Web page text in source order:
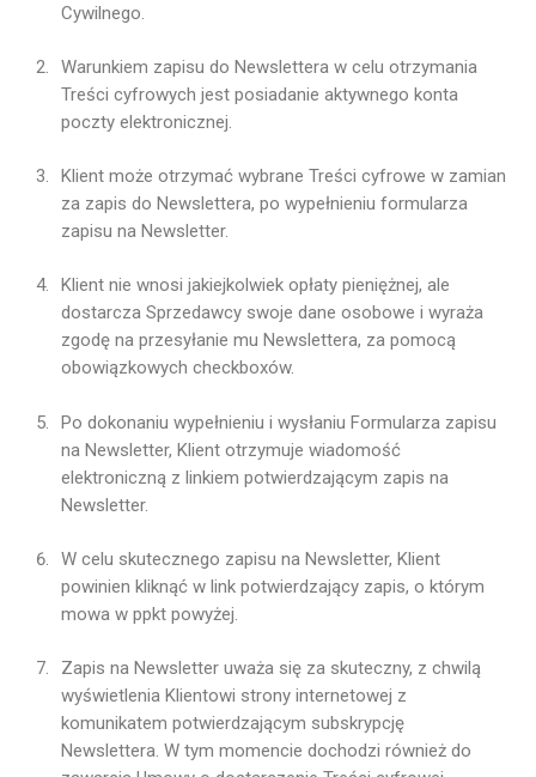
Cywilnego.
Warunkiem zapisu do Newslettera w celu otrzymania
Treści cyfrowych jest posiadanie aktywnego konta
poczty elektronicznej.
Klient może otrzymać wybrane Treści cyfrowe w zamian
za zapis do Newslettera, po wypełnieniu formularza
zapisu na Newsletter.
Klient nie wnosi jakiejkolwiek opłaty pieniężnej, ale
dostarcza Sprzedawcy swoje dane osobowe i wyraża
zgodę na przesyłanie mu Newslettera, za pomocą
obowiązkowych checkboxów.
Po dokonaniu wypełnieniu i wysłaniu Formularza zapisu
na Newsletter, Klient otrzymuje wiadomość
elektroniczną z linkiem potwierdzającym zapis na
Newsletter.
W celu skutecznego zapisu na Newsletter, Klient
powinien kliknąć w link potwierdzający zapis, o którym
mowa w ppkt powyżej.
Zapis na Newsletter uważa się za skuteczny, z chwilą
wyświetlenia Klientowi strony internetowej z
komunikatem potwierdzającym subskrypcję
Newslettera. W tym momencie dochodzi również do